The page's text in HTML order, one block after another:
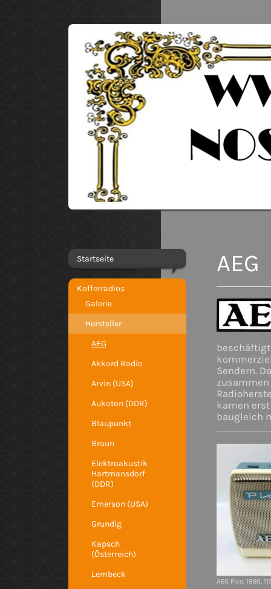
Startseite
Kofferradios
Galerie
Hersteller
AEG
Akkord Radio
Arvin (USA)
Aukoton (DDR)
Blaupunkt
Braun
Elektroakustik
Hartmansdorf
(DDR)
Emerson (USA)
Grundig
Kapsch
(Österreich)
Lembeck
AEG
Sendern.
kamen
baugleich
AEG Pico, 1960,